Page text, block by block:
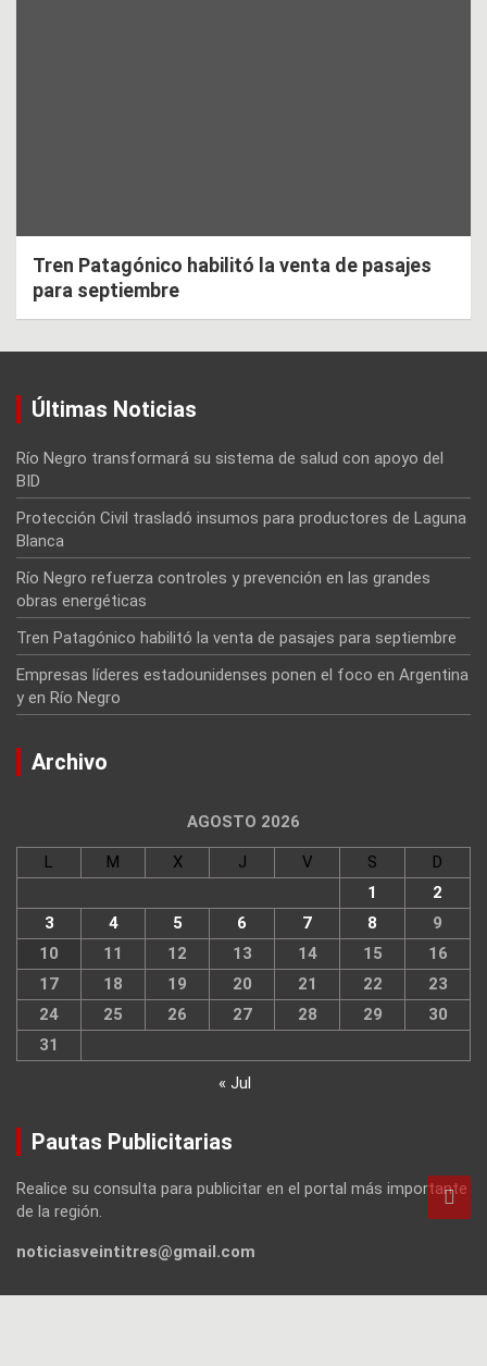
Tren Patagónico habilitó la venta de pasajes
para septiembre
Últimas Noticias
Río Negro transformará su sistema de salud con apoyo del
BID
Protección Civil trasladó insumos para productores de Laguna
Blanca
Río Negro refuerza controles y prevención en las grandes
obras energéticas
Tren Patagónico habilitó la venta de pasajes para septiembre
Empresas líderes estadounidenses ponen el foco en Argentina
y en Río Negro
Archivo
AGOSTO 2026
L M X J V S
D
1
2
3
4 5 6 7 8
9
10
11 12 13 14 15
16
17
18 19 20 21 22
23
24
25 26 27 28 29
30
31
« Jul
Pautas Publicitarias
Realice su consulta para publicitar en el portal más importante
de la región.
noticiasveintitres@gmail.com